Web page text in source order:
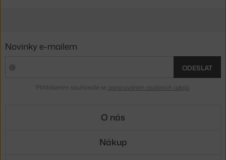
Novinky e-mailem
ODESLAT
Přihlášením souhlasíte se zpracováním osobních údajů
O nás
Nákup